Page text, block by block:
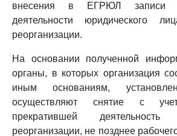
внесения в ЕГРЮЛ записи
деятельности юридического
реорганизации.
На основании полученной
органы, в которых организация
иным основаниям,
осуществляют снятие с
прекратившей
реорганизации, не позднее